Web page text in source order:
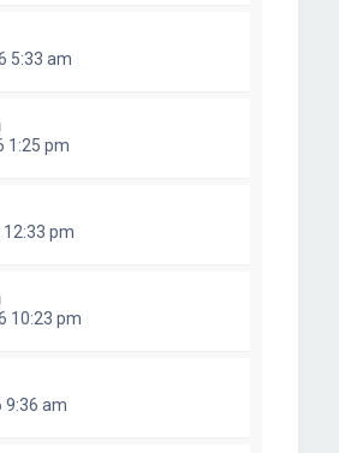
5:33 am
1:25 pm
12:33 pm
10:23 pm
9:36 am